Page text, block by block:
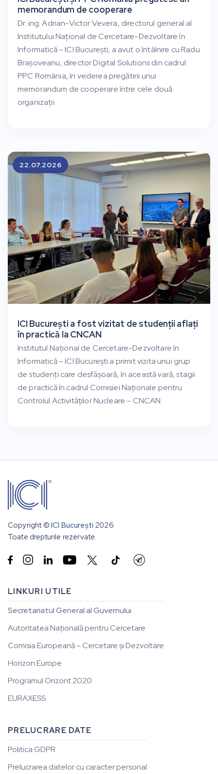
memorandum de cooperare
Dr. ing. Adrian-Victor Vevera, directorul general al
Institutului Național de Cercetare-Dezvoltare în
Informatică – ICI București, a avut o întâlnire cu Radu
Brașoveanu, director Digital Solutions din cadrul
PPC România, în vederea pregătirii unui
memorandum de cooperare între cele două
organizații.
ICI București a fost vizitat de studenții aflați
în practică la CNCAN
Institutul Național de Cercetare-Dezvoltare în
Informatică – ICI București a primit vizita unui grup
de studenți care desfășoară, în această vară, stagii
de practică în cadrul Comisiei Naționale pentru
Controlul Activităților Nucleare – CNCAN.
22.07.2026
Copyright © ICI București 2026
Toate drepturile rezervate.
 
LINKURI UTILE
Secretariatul General al Guvernului
Autoritatea Națională pentru Cercetare
Comisia Europeană – Cercetare și Dezvoltare
Horizon Europe
Programul Orizont 2020
EURAXESS
PRELUCRARE DATE
Politica GDPR
Prelucrarea datelor cu caracter personal